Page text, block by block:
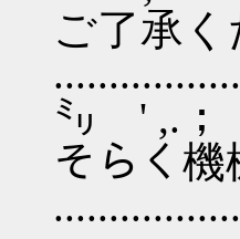
ご了承
㍉ ' ,.
そらく